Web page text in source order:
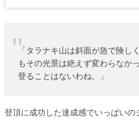
「タラナキ山は斜面が急で険し
もその光景は絶えず変わらなか
登ることはないわね。」
登頂に成功した達成感でいっぱいの